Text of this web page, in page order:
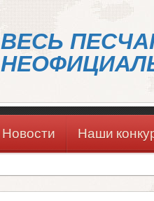
ВЕСЬ
Новости Наши